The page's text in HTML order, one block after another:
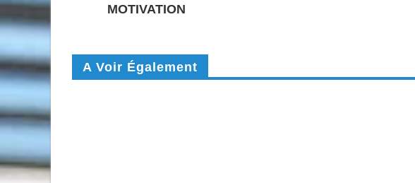
MOTIVATION
A Voir Également